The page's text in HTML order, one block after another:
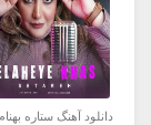
دانلود آهنگ ستاره